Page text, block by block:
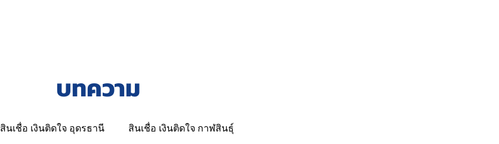
บทความ
สินเชื่อ เงินติดใจ อุดรธานี สินเชื่อ เงินติดใจ กาฬสินธุ์